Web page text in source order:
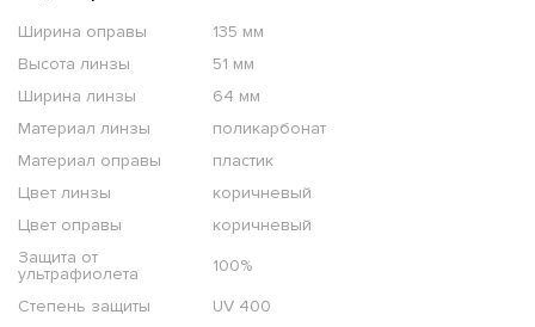
Ширина оправы
135 мм
Высота линзы
51 мм
Ширина линзы
64 мм
Материал линзы
поликарбонат
Материал оправы
пластик
Цвет линзы
коричневый
Цвет оправы
коричневый
Защита от
ультрафиолета
100%
Степень защиты
UV 400